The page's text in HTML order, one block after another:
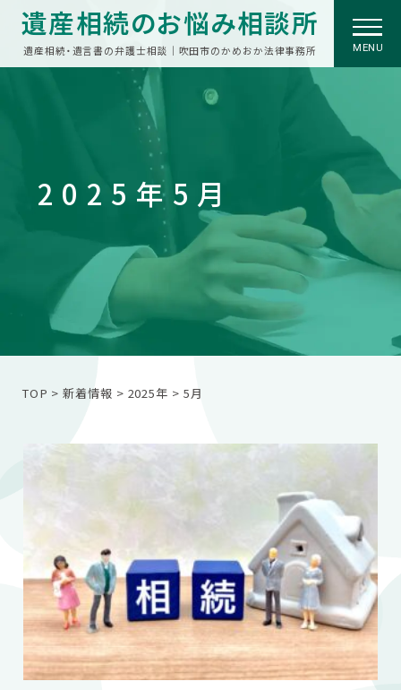
遺産相続のお悩み相談所
遺産相続・遺言書の弁護士相談｜吹田市のかめおか法律事務所 MENU
2025年5月
TOP >新着情報 > 2025年 > 5月